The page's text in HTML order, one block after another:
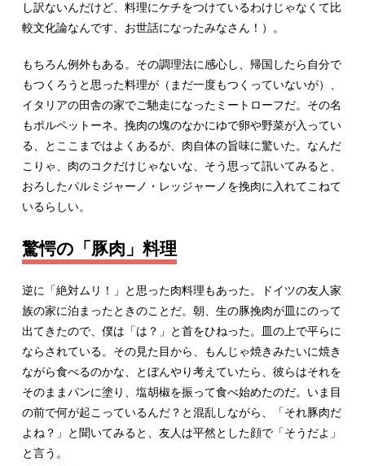
し訳ないんだけど、料理にケチをつけているわけじゃなくて比
較文化論なんです、お世話になったみなさん！）。
もちろん例外もある。その調理法に感心し、帰国したら自分で
もつくろうと思った料理が（まだ一度もつくっていないが）、
イタリアの田舎の家でご馳走になったミートローフだ。その名
もポルペットーネ。挽肉の塊のなかにゆで卵や野菜が入ってい
る、とここまではよくあるが、肉自体の旨味に驚いた。なんだ
こりゃ、肉のコクだけじゃないな、そう思って訊いてみると、
おろしたパルミジャーノ・レッジャーノを挽肉に入れてこねて
いるらしい。
驚愕の「豚肉」料理
逆に「絶対ムリ！」と思った肉料理もあった。ドイツの友人家
族の家に泊まったときのことだ。朝、生の豚挽肉が皿にのって
出てきたので、僕は「は？」と首をひねった。皿の上で平らに
ならされている。その見た目から、もんじゃ焼きみたいに焼き
ながら食べるのかな、とぼんやり考えていたら、彼らはそれを
そのままパンに塗り、塩胡椒を振って食べ始めたのだ。いま目
の前で何が起こっているんだ？と混乱しながら、「それ豚肉だ
よね？」と聞いてみると、友人は平然とした顔で「そうだよ」
と言う。